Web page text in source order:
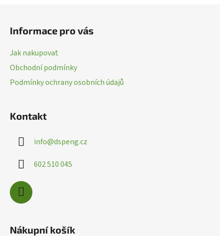
v
Informace pro vás
Jak nakupovat
Obchodní podmínky
Podmínky ochrany osobních údajů
Kontakt
info@dspeng.cz
602 510 045
Nákupní košík